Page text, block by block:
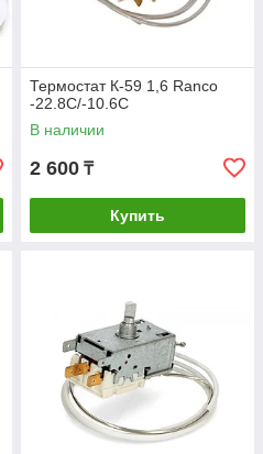
Термостат К-59 1,6 Ranco
-22.8С/-10.6С
В наличии
2 600 ₸
Купить